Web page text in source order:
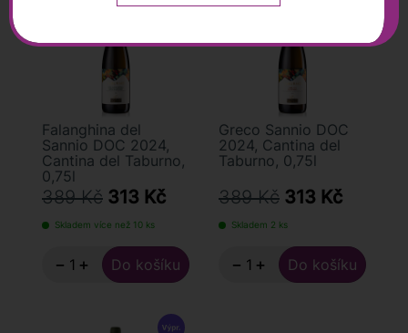
vín oceňují zákazníci napříč Evropou.
Enolog: Filippo Colandrea, konzultuje Luigi Moio
Roční produkce: 1 450 000 lahví
Falanghina del
Sannio DOC 2024,
Cantina del Taburno,
0,75l
389 Kč 313 Kč
Skladem více než 10 ks
− +
Greco Sannio DOC
2024, Cantina del
Taburno, 0,75l
389 Kč 313 Kč
Skladem 2 ks
− +